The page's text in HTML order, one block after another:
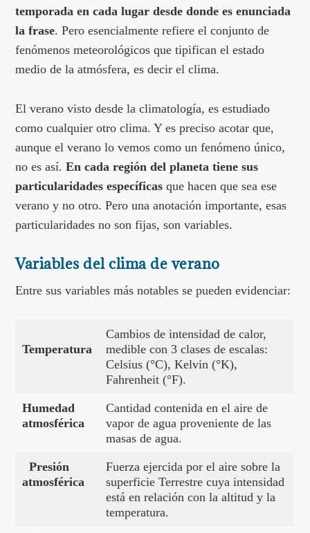
temporada en cada lugar desde donde es enunciada
la frase. Pero esencialmente refiere el conjunto de
fenómenos meteorológicos que tipifican el estado
medio de la atmósfera, es decir el clima.
El verano visto desde la climatología, es estudiado
como cualquier otro clima. Y es preciso acotar que,
aunque el verano lo vemos como un fenómeno único,
no es así.En cada región del planeta tiene sus
particularidades específicas que hacen que sea ese
verano y no otro. Pero una anotación importante, esas
particularidades no son fijas, son variables.
Variables del clima de verano
Entre sus variables más notables se pueden evidenciar:
Temperatura
Cambios de intensidad de calor,
medible con 3 clases de escalas:
Celsius (°C), Kelvin (°K),
Fahrenheit (°F).
Humedad
atmosférica
Cantidad contenida en el aire de
vapor de agua proveniente de las
masas de agua.
Presión
atmosférica
Fuerza ejercida por el aire sobre la
superficie Terrestre cuya intensidad
está en relación con la altitud y la
temperatura.